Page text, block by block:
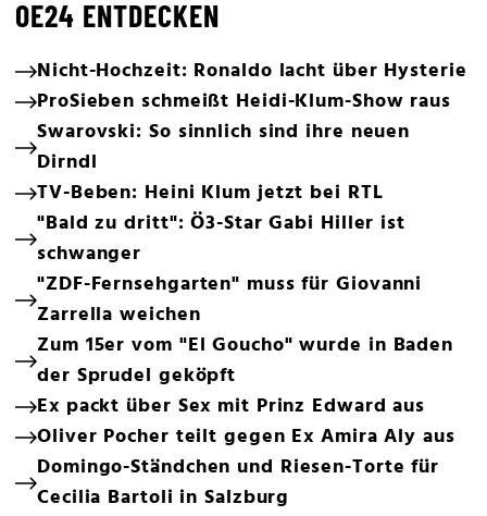
OE24 ENTDECKEN
Nicht-Hochzeit: Ronaldo lacht über Hysterie
ProSieben schmeißt Heidi-Klum-Show raus
Swarovski: So sinnlich sind ihre neuen
Dirndl
TV-Beben: Heini Klum jetzt bei RTL
"Bald zu dritt": Ö3-Star Gabi Hiller ist
schwanger
"ZDF-Fernsehgarten" muss für Giovanni
Zarrella weichen
Zum 15er vom "El Goucho" wurde in Baden
der Sprudel geköpft
Ex packt über Sex mit Prinz Edward aus
Oliver Pocher teilt gegen Ex Amira Aly aus
Domingo-Ständchen und Riesen-Torte für
Cecilia Bartoli in Salzburg